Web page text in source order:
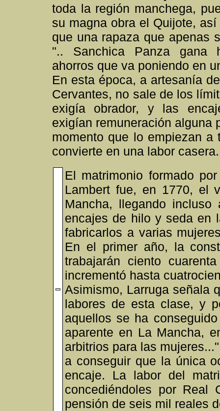
toda la región manchega,
su magna obra el Quijote,
que una rapaza que apenas
".. Sanchica Panza gana
ahorros que va poniendo en
En esta época, a artesanía
Cervantes, no sale de los
exigía obrador, y las
exigían remuneración alguna
momento que lo empiezan
convierte en una labor casera.
El matrimonio formado
Lambert fue, en 1770, el
Mancha, llegando
encajes de hilo y seda en
fabricarlos a varias
En el primer año, la
trabajarán ciento
incrementó hasta
Asimismo, Larruga señala
labores de esta clase, y
aquellos se ha
aparente en La Mancha,
arbitrios para las
a conseguir que la única
encaje. La labor del
concediéndoles por
pensión de seis mil reales